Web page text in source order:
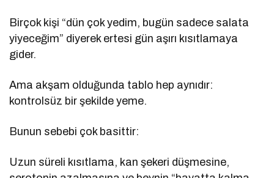
Birçok kişi “dün çok yedim, bugün sadece salata
yiyeceğim” diyerek ertesi gün aşırı kısıtlamaya
gider.
Ama akşam olduğunda tablo hep aynıdır:
kontrolsüz bir şekilde yeme.
Bunun sebebi çok basittir:
Uzun süreli kısıtlama, kan şekeri düşmesine,